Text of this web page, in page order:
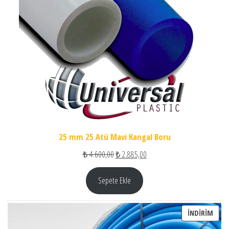
25 mm 25 Atü Mavi Kangal Boru
₺4.600,00Orijinal fiyat: ₺ 4.600,00.
₺2.885,00Şu andaki fiyat: ₺ 2.885,00.
Sepete Ekle
İNDIRIM